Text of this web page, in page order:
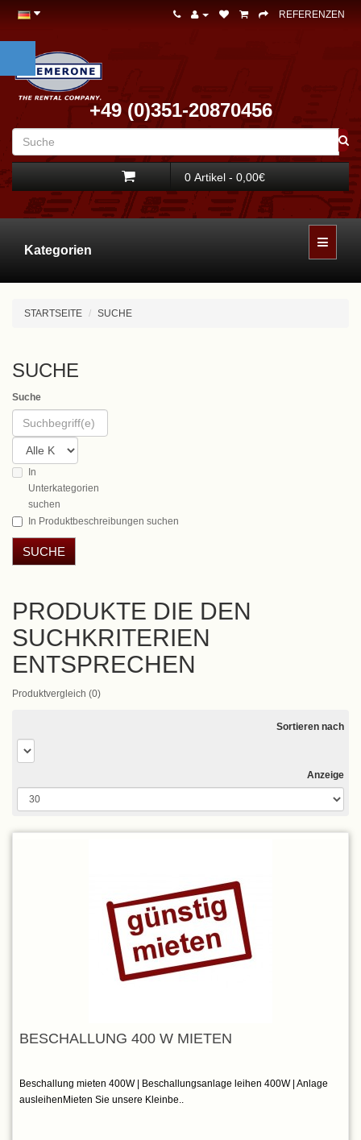
REFERENZEN
+49 (0)351-20870456
0 Artikel - 0,00€
Kategorien
STARTSEITE SUCHE
SUCHE
Suche
In
Unterkategorien
suchen
In Produktbeschreibungen suchen
PRODUKTE DIE DEN
SUCHKRITERIEN
ENTSPRECHEN
Produktvergleich (0)
Sortieren nach
Anzeige
BESCHALLUNG 400 W MIETEN
Beschallung mieten 400W | Beschallungsanlage leihen 400W | Anlage
ausleihenMieten Sie unsere Kleinbe..